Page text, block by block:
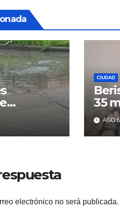
en
de
calle 14
CIUDAD
35
losAGO
electrónico no será publicada.